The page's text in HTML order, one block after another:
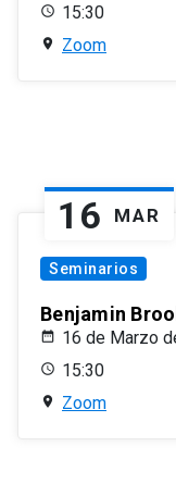
15:30
Zoom
16 MAR
Seminarios
Benjamin
16 de Marzo
15:30
Zoom